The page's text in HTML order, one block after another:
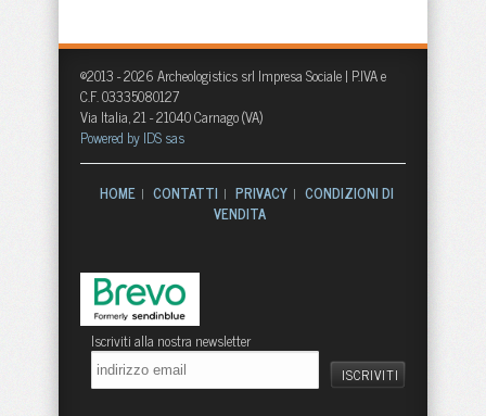
©2013 - 2026 Archeologistics srl Impresa Sociale | P.IVA e
C.F. 03335080127
Via Italia, 21 - 21040 Carnago (VA)
Powered by IDS sas
HOME | CONTATTI | PRIVACY | CONDIZIONI DI
VENDITA
Iscriviti alla nostra newsletter